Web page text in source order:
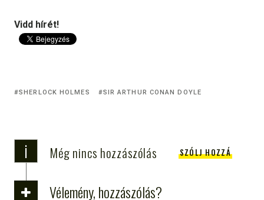
Vidd hírét!
SHERLOCK HOLMES SIR ARTHUR CONAN DOYLE
i Még nincs hozzászólás SZÓLJ HOZZÁ
Vélemény, hozzászólás?